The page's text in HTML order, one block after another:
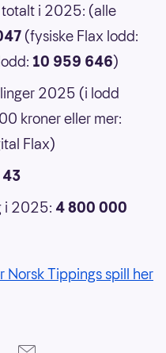
i 2025: (alle
(fysiske Flax lodd:
10 959 646)
2025 (i lodd
kroner eller mer:
Flax)
43
i 2025: 4 800 000
Norsk Tippings spill her